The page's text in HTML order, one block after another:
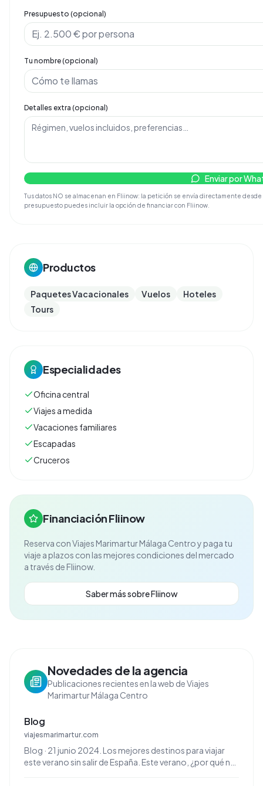
Presupuesto (opcional)
Tu nombre (opcional)
Detalles extra (opcional)
Enviar por
Tus datos NO se almacenan en Fliinow: la petición se envía directamente
presupuesto puedes incluir la opción de financiar con Fliinow.
Productos
Paquetes Vacacionales Vuelos
Hoteles
Tours
Especialidades
Oficina central
Viajes a medida
Vacaciones familiares
Escapadas
Cruceros
Financiación Fliinow
Reserva conViajes Marimartur Málaga Centroy paga tu
viaje a plazos con las mejores condiciones del mercado
a través de Fliinow.
Saber más sobre Fliinow
Novedades de la agencia
Publicaciones recientes en la web de Viajes
Marimartur Málaga Centro
Blog
viajesmarimartur.com
Blog · 21 junio 2024. Los mejores destinos para viajar
este verano sin salir de España. Este verano, ¿por qué no